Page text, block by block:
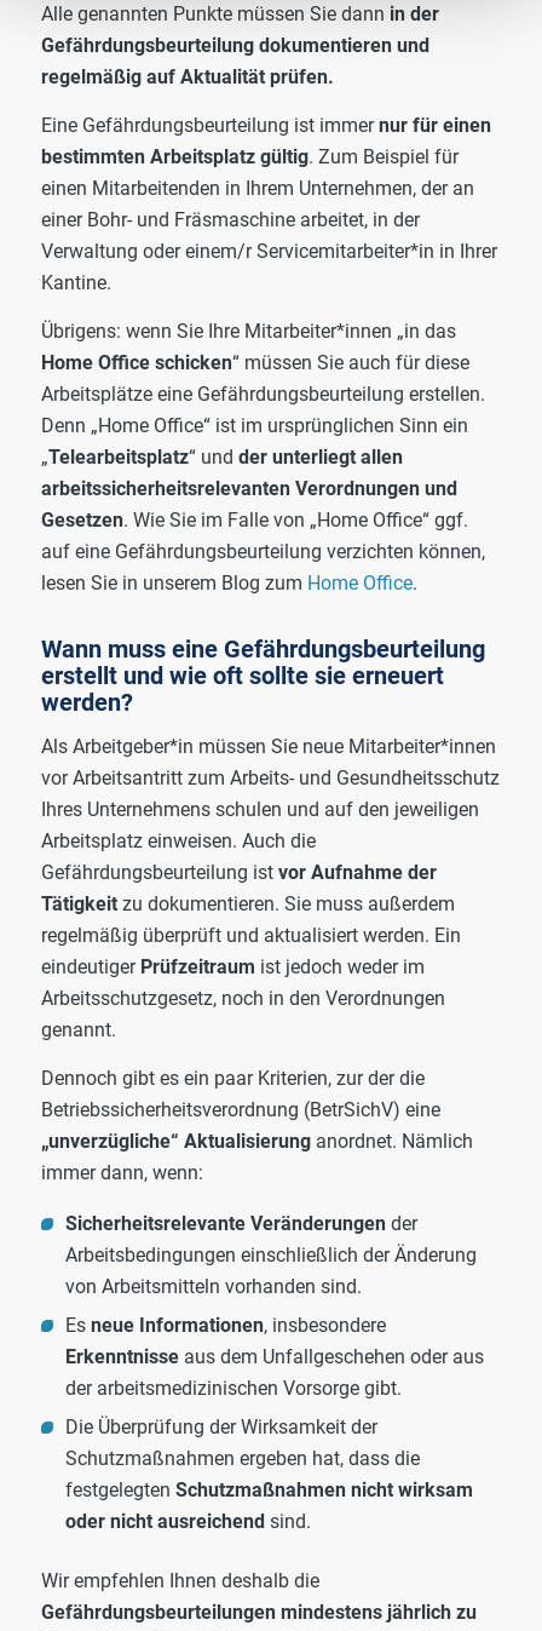
Alle genannten Punkte müssen Sie dann in der
Gefährdungsbeurteilung dokumentieren und
regelmäßig auf Aktualität prüfen.
Eine Gefährdungsbeurteilung ist immernur für einen
bestimmten Arbeitsplatz gültig. Zum Beispiel für
einen Mitarbeitenden in Ihrem Unternehmen, der an
einer Bohr- und Fräsmaschine arbeitet, in der
Verwaltung oder einem/r Servicemitarbeiter*in in Ihrer
Kantine.
Übrigens: wenn Sie Ihre Mitarbeiter*innen „in das
Home Office schicken“ müssen Sie auch für diese
Arbeitsplätze eine Gefährdungsbeurteilung erstellen.
Denn „Home Office“ ist im ursprünglichen Sinn ein
„Telearbeitsplatz“ und der unterliegt allen
arbeitssicherheitsrelevanten Verordnungen und
Gesetzen. Wie Sie im Falle von „Home Office“ ggf.
auf eine Gefährdungsbeurteilung verzichten können,
lesen Sie in unserem Blog zum Home Office.
Wann muss eine Gefährdungsbeurteilung
erstellt und wie oft sollte sie erneuert
werden?
Als Arbeitgeber*in müssen Sie neue Mitarbeiter*innen
vor Arbeitsantritt zum Arbeits- und Gesundheitsschutz
Ihres Unternehmens schulen und auf den jeweiligen
Arbeitsplatz einweisen. Auch die
Gefährdungsbeurteilung ist vor Aufnahme der
Tätigkeitzu dokumentieren. Sie muss außerdem
regelmäßig überprüft und aktualisiert werden. Ein
eindeutiger Prüfzeitraum ist jedoch weder im
Arbeitsschutzgesetz, noch in den Verordnungen
genannt.
Dennoch gibt es ein paar Kriterien, zur der die
Betriebssicherheitsverordnung (BetrSichV) eine
„unverzügliche“ Aktualisierunganordnet. Nämlich
immer dann, wenn:
Sicherheitsrelevante Veränderungender
Arbeitsbedingungen einschließlich der Änderung
von Arbeitsmitteln vorhanden sind.
Es neue Informationen, insbesondere
Erkenntnisseaus dem Unfallgeschehen oder aus
der arbeitsmedizinischen Vorsorge gibt.
Die Überprüfung der Wirksamkeit der
Schutzmaßnahmen ergeben hat, dass die
festgelegten Schutzmaßnahmen nicht wirksam
oder nicht ausreichend sind.
Wir empfehlen Ihnen deshalb die
Gefährdungsbeurteilungen mindestens jährlich zu